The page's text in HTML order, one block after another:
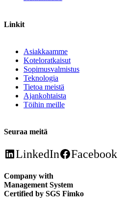
Linkit
Asiakkaamme
Koteloratkaisut
Sopimusvalmistus
Teknologia
Tietoa meistä
Ajankohtaista
Töihin meille
Seuraa meitä
LinkedIn Facebook
Company with
Management System
Certified by SGS Fimko